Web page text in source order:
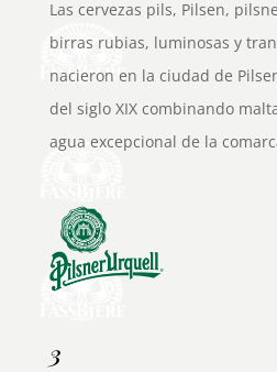
Las cervezas pils, Pilsen,
birras rubias, luminosas y
nacieron en la ciudad de
del siglo XIX combinando
agua excepcional de la
3